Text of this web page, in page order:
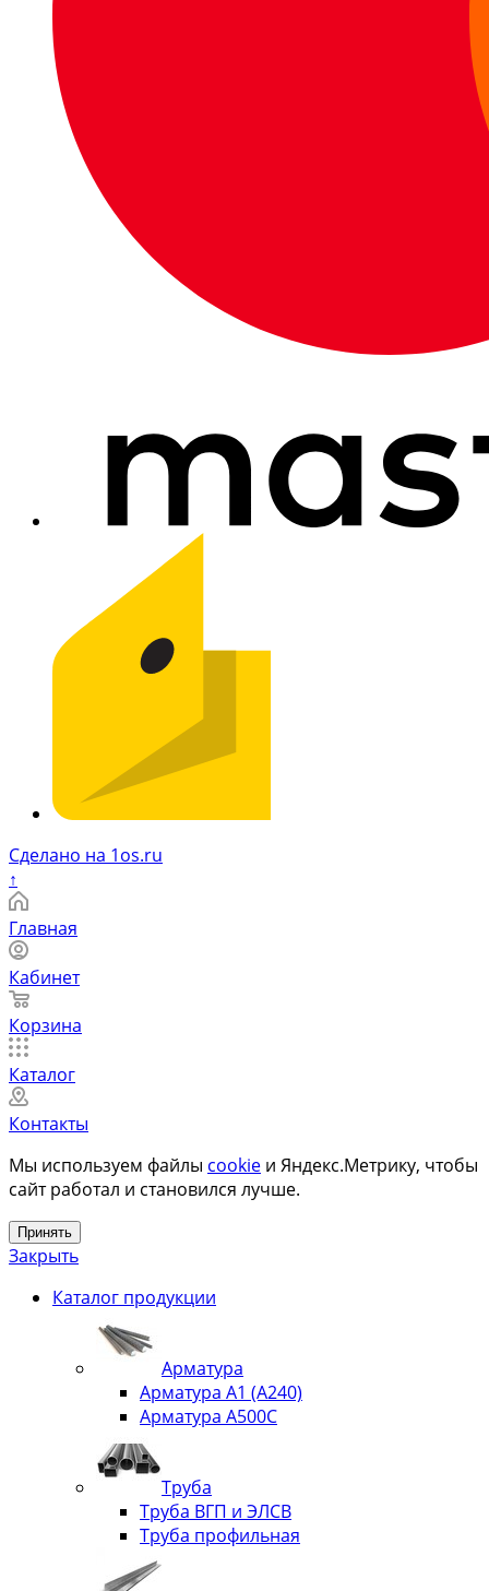
Сделано на 1os.ru
↑
Главная
Кабинет
Корзина
Каталог
Контакты
Мы используем файлы cookie и Яндекс.Метрику, чтобы
сайт работал и становился лучше.
Принять
Закрыть
Каталог продукции
Арматура
Арматура А1 (А240)
Арматура А500С
Труба
Труба ВГП и ЭЛСВ
Труба профильная